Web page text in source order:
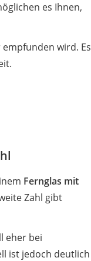
es Ihnen,
wird. Es
Fernglas mit
Zahl gibt
eher bei
ist jedoch deutlich